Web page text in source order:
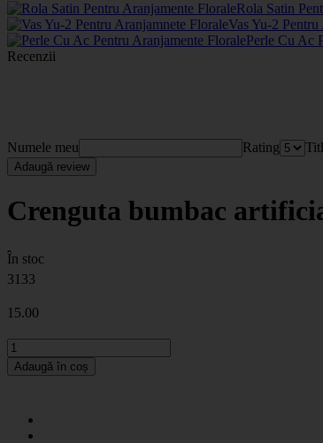
Rola Satin
Vas Yu-2
Perle Cu Ac
Recenzii
Numele meu Rating
Adaugă review
Crenguta bumbac
În stoc
3133
15.00
Adaugă în coș